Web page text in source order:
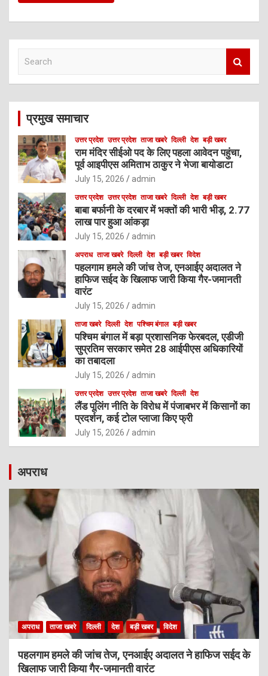
c
प्रमुख समाचार
उत्तर प्रदेश उत्तर प्रदेश ताजा खबरे दिल्ली देश बड़ी खबर
राम मंदिर सीईओ पद के लिए पहला आवेदन पहुंचा,
पूर्व आइपीएस अमिताभ ठाकुर ने भेजा बायोडाटा
July 15, 2026 admin
उत्तर प्रदेश उत्तर प्रदेश ताजा खबरे दिल्ली देश बड़ी खबर
बाबा बर्फानी के दरबार में भक्तों की भारी भीड़, 2.77
लाख पार हुआ आंकड़ा
July 15, 2026 admin
अपराध ताजा खबरे दिल्ली देश बड़ी खबर विदेश
पहलगाम हमले की जांच तेज, एनआईए अदालत ने
हाफिज सईद के खिलाफ जारी किया गैर-जमानती
वारंट
July 15, 2026 admin
ताजा खबरे दिल्ली देश पश्चिम बंगाल बड़ी खबर
पश्चिम बंगाल में बड़ा प्रशासनिक फेरबदल, एडीजी
सुप्रतिम सरकार समेत 28 आईपीएस अधिकारियों
का तबादला
July 15, 2026 admin
उत्तर प्रदेश उत्तर प्रदेश ताजा खबरे दिल्ली देश
लैंड पूलिंग नीति के विरोध में पंजाबभर में किसानों का
प्रदर्शन, कई टोल प्लाजा किए फ्री
July 15, 2026 admin
अपराध
अपराध ताजा खबरे दिल्ली देश बड़ी खबर विदेश
पहलगाम हमले की जांच तेज, एनआईए अदालत ने हाफिज सईद के
खिलाफ जारी किया गैर-जमानती वारंट